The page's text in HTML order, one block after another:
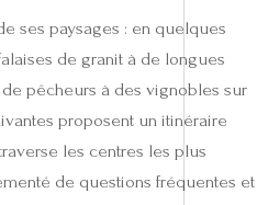
ses paysages : en quelques
de granit à de longues
pêcheurs à des vignobles sur
proposent un itinéraire
les centres les plus
de questions fréquentes et